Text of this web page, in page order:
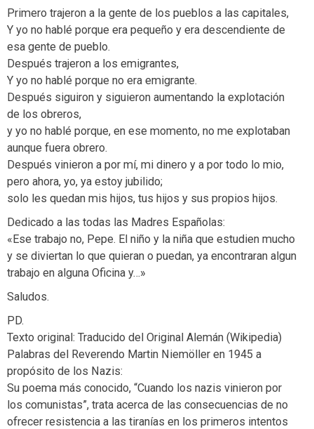
Primero trajeron a la gente de los pueblos a las capitales,
Y yo no hablé porque era pequeño y era descendiente de
esa gente de pueblo.
Después trajeron a los emigrantes,
Y yo no hablé porque no era emigrante.
Después siguiron y siguieron aumentando la explotación
de los obreros,
y yo no hablé porque, en ese momento, no me explotaban
aunque fuera obrero.
Después vinieron a por mí, mi dinero y a por todo lo mio,
pero ahora, yo, ya estoy jubilido;
solo les quedan mis hijos, tus hijos y sus propios hijos.
Dedicado a las todas las Madres Españolas:
«Ese trabajo no, Pepe. El niño y la niña que estudien mucho
y se diviertan lo que quieran o puedan, ya encontraran algun
trabajo en alguna Oficina y…»
Saludos.
PD.
Texto original: Traducido del Original Alemán (Wikipedia)
Palabras del Reverendo Martin Niemöller en 1945 a
propósito de los Nazis:
Su poema más conocido, “Cuando los nazis vinieron por
los comunistas”, trata acerca de las consecuencias de no
ofrecer resistencia a las tiranías en los primeros intentos